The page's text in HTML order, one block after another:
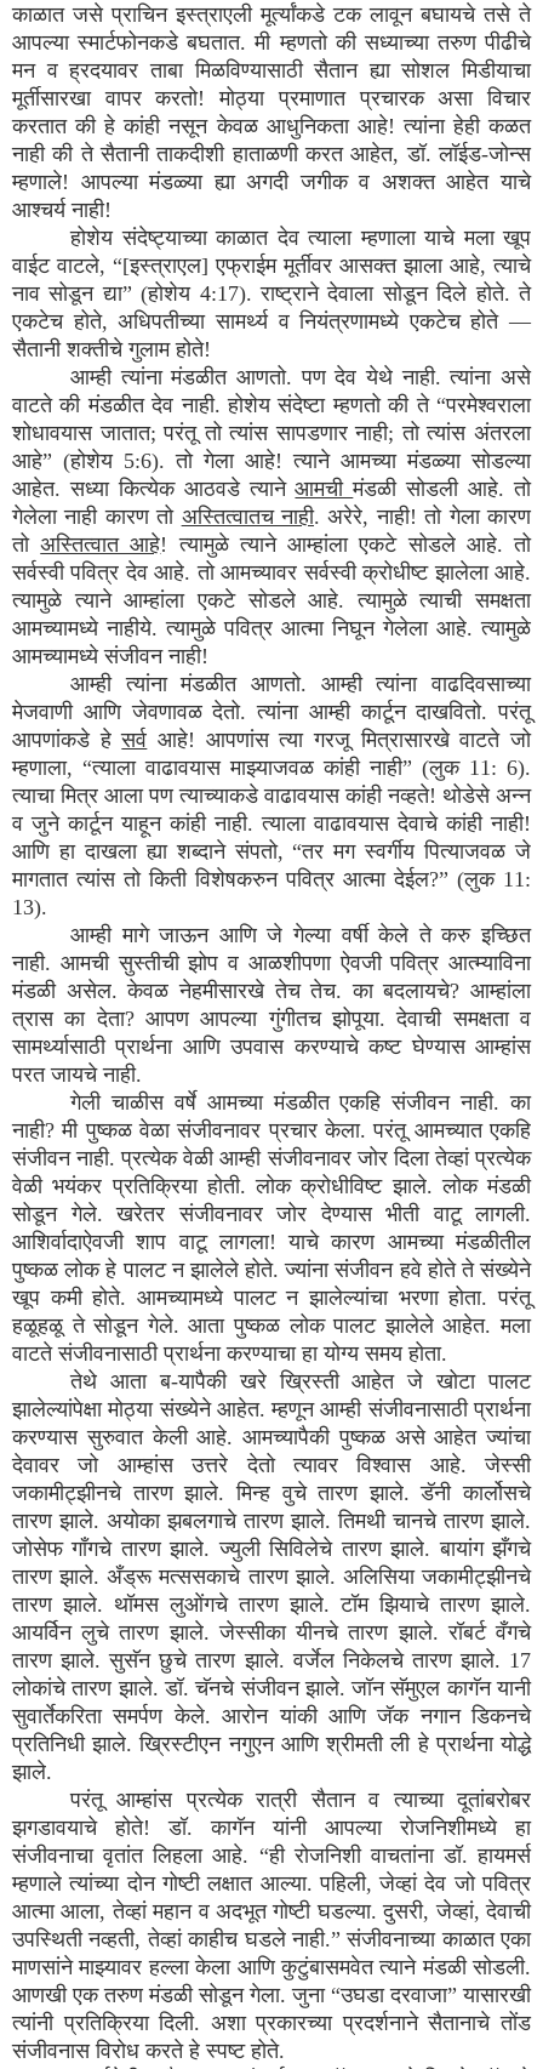
काळात जसे प्राचिन इस्त्राएली मूर्त्यांकडे टक लावून बघायचे तसे ते
आपल्या स्मार्टफोनकडे बघतात. मी म्हणतो की सध्याच्या तरुण पीढीचे
मन व ह्रदयावर ताबा मिळविण्यासाठी सैतान ह्या सोशल मिडीयाचा
मूर्तीसारखा वापर करतो! मोठ्या प्रमाणात प्रचारक असा विचार
करतात की हे कांही नसून केवळ आधुनिकता आहे! त्यांना हेही कळत
नाही की ते सैतानी ताकदीशी हाताळणी करत आहेत, डॉ. लॉईड-जोन्स
म्हणाले! आपल्या मंडळ्या ह्या अगदी जगीक व अशक्त आहेत याचे
आश्चर्य नाही!
होशेय संदेष्ट्याच्या काळात देव त्याला म्हणाला याचे मला खूप
वाईट वाटले, “[इस्त्राएल] एफ्राईम मूर्तीवर आसक्त झाला आहे, त्याचे
नाव सोडून द्या” (होशेय 4:17). राष्ट्राने देवाला सोडून दिले होते. ते
एकटेच होते, अधिपतीच्या सामर्थ्य व नियंत्रणामध्ये एकटेच होते —
सैतानी शक्तीचे गुलाम होते!
आम्ही त्यांना मंडळीत आणतो. पण देव येथे नाही. त्यांना असे
वाटते की मंडळीत देव नाही. होशेय संदेष्टा म्हणतो की ते “परमेश्वराला
शोधावयास जातात; परंतू तो त्यांस सापडणार नाही; तो त्यांस अंतरला
आहे” (होशेय 5:6). तो गेला आहे! त्याने आमच्या मंडळ्या सोडल्या
आहेत. सध्या कित्येक आठवडे त्यानेआमचीमंडळी सोडली आहे. तो
गेलेला नाही कारण तो अस्तित्वातच नाही. अरेरे, नाही! तो गेला कारण
तोअस्तित्वात आहे! त्यामुळे त्याने आम्हांला एकटे सोडले आहे. तो
सर्वस्वी पवित्र देव आहे. तो आमच्यावर सर्वस्वी क्रोधीष्ट झालेला आहे.
त्यामुळे त्याने आम्हांला एकटे सोडले आहे. त्यामुळे त्याची समक्षता
आमच्यामध्ये नाहीये. त्यामुळे पवित्र आत्मा निघून गेलेला आहे. त्यामुळे
आमच्यामध्ये संजीवन नाही!
आम्ही त्यांना मंडळीत आणतो. आम्ही त्यांना वाढदिवसाच्या
मेजवाणी आणि जेवणावळ देतो. त्यांना आम्ही कार्टून दाखवितो. परंतू
आपणांकडे हेसर्व आहे! आपणांस त्या गरजू मित्रासारखे वाटते जो
म्हणाला, “त्याला वाढावयास माझ्याजवळ कांही नाही” (लुक 11: 6).
त्याचा मित्र आला पण त्याच्याकडे वाढावयास कांही नव्हते! थोडेसे अन्न
व जुने कार्टून याहून कांही नाही. त्याला वाढावयास देवाचे कांही नाही!
आणि हा दाखला ह्या शब्दाने संपतो, “तर मग स्वर्गीय पित्याजवळ जे
मागतात त्यांस तो किती विशेषकरुन पवित्र आत्मा देईल?” (लुक 11:
13).
आम्ही मागे जाऊन आणि जे गेल्या वर्षी केले ते करु इच्छित
नाही. आमची सुस्तीची झोप व आळशीपणा ऐवजी पवित्र आत्म्याविना
मंडळी असेल. केवळ नेहमीसारखे तेच तेच. का बदलायचे? आम्हांला
त्रास का देता? आपण आपल्या गुंगीतच झोपूया. देवाची समक्षता व
सामर्थ्यासाठी प्रार्थना आणि उपवास करण्याचे कष्ट घेण्यास आम्हांस
परत जायचे नाही.
गेली चाळीस वर्षे आमच्या मंडळीत एकहि संजीवन नाही. का
नाही? मी पुष्कळ वेळा संजीवनावर प्रचार केला. परंतू आमच्यात एकहि
संजीवन नाही. प्रत्येक वेळी आम्ही संजीवनावर जोर दिला तेव्हां प्रत्येक
वेळी भयंकर प्रतिक्रिया होती. लोक क्रोधीविष्ट झाले. लोक मंडळी
सोडून गेले. खरेतर संजीवनावर जोर देण्यास भीती वाटू लागली.
आशिर्वादाऐवजी शाप वाटू लागला! याचे कारण आमच्या मंडळीतील
पुष्कळ लोक हे पालट न झालेले होते. ज्यांना संजीवन हवे होते ते संख्येने
खूप कमी होते. आमच्यामध्ये पालट न झालेल्यांचा भरणा होता. परंतू
हळूहळू ते सोडून गेले. आता पुष्कळ लोक पालट झालेले आहेत. मला
वाटते संजीवनासाठी प्रार्थना करण्याचा हा योग्य समय होता.
तेथे आता ब-यापैकी खरे ख्रिस्ती आहेत जे खोटा पालट
झालेल्यांपेक्षा मोठ्या संख्येने आहेत. म्हणून आम्ही संजीवनासाठी प्रार्थना
करण्यास सुरुवात केली आहे. आमच्यापैकी पुष्कळ असे आहेत ज्यांचा
देवावर जो आम्हांस उत्तरे देतो त्यावर विश्वास आहे. जेस्सी
जकामीट्झीनचे तारण झाले. मिन्ह वुचे तारण झाले. डॅनी कार्लोसचे
तारण झाले. अयोका झबलगाचे तारण झाले. तिमथी चानचे तारण झाले.
जोसेफ गाँगचे तारण झाले. ज्युली सिविलेचे तारण झाले. बायांग झँगचे
तारण झाले. अँड्रू मत्ससकाचे तारण झाले. अलिसिया जकामीट्झीनचे
तारण झाले. थॉमस लुओंगचे तारण झाले. टॉम झियाचे तारण झाले.
आयर्विन लुचे तारण झाले. जेस्सीका यीनचे तारण झाले. रॉबर्ट वँगचे
तारण झाले. सुसॅन छुचे तारण झाले. वर्जेल निकेलचे तारण झाले. 17
लोकांचे तारण झाले. डॉ. चॅनचे संजीवन झाले. जॉन सॅमुएल कागॅन यानी
सुवार्तेकरिता समर्पण केले. आरोन यांकी आणि जॅक नगान डिकनचे
प्रतिनिधी झाले. ख्रिस्टीएन नगुएन आणि श्रीमती ली हे प्रार्थना योद्धे
झाले.
परंतू आम्हांस प्रत्येक रात्री सैतान व त्याच्या दूतांबरोबर
झगडावयाचे होते! डॉ. कागॅन यांनी आपल्या रोजनिशीमध्ये हा
संजीवनाचा वृतांत लिहला आहे. “ही रोजनिशी वाचतांना डॉ. हायमर्स
म्हणाले त्यांच्या दोन गोष्टी लक्षात आल्या. पहिली, जेव्हां देव जो पवित्र
आत्मा आला, तेव्हां महान व अदभूत गोष्टी घडल्या. दुसरी, जेव्हां, देवाची
उपस्थिती नव्हती, तेव्हां काहीच घडले नाही.” संजीवनाच्या काळात एका
माणसांने माझ्यावर हल्ला केला आणि कुटुंबासमवेत त्याने मंडळी सोडली.
आणखी एक तरुण मंडळी सोडून गेला. जुना “उघडा दरवाजा” यासारखी
त्यांनी प्रतिक्रिया दिली. अशा प्रकारच्या प्रदर्शनाने सैतानाचे तोंड
संजीवनास विरोध करते हे स्पष्ट होते.